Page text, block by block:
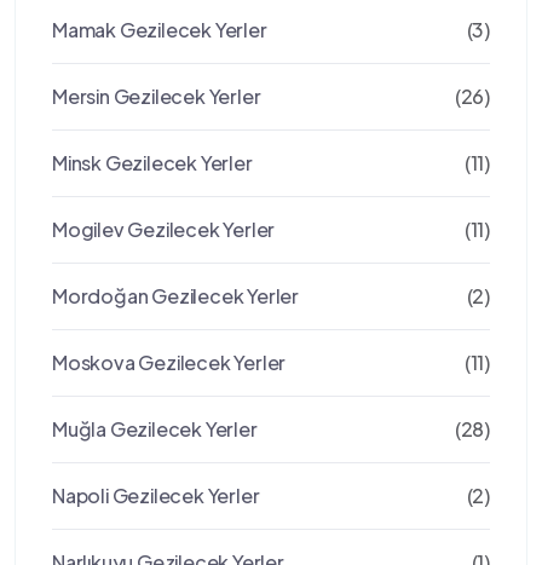
Mamak Gezilecek Yerler (3)
Mersin Gezilecek Yerler (26)
Minsk Gezilecek Yerler (11)
Mogilev Gezilecek Yerler (11)
Mordoğan Gezilecek Yerler (2)
Moskova Gezilecek Yerler (11)
Muğla Gezilecek Yerler (28)
Napoli Gezilecek Yerler (2)